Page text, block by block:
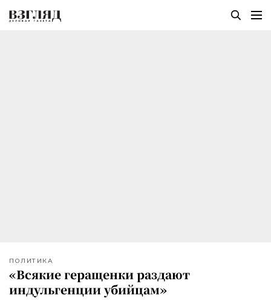
ПОЛИТИКА
«Всякие геращенки раздают
индульгенции убийцам»